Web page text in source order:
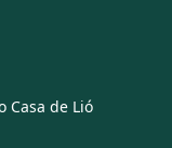
Casa de Lió